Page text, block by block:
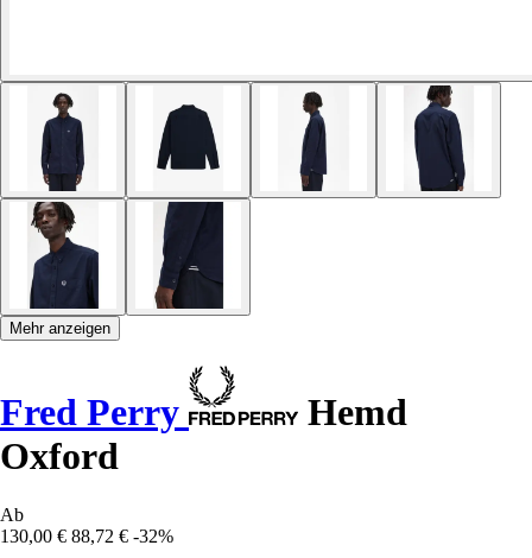
Mehr anzeigen
Fred Perry
Hemd
Oxford
Ab
130,00 € 88,72 € -32%